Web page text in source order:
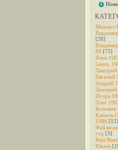
Михаил
[28]
88 [73]
Илья
Genry
Дмитрий
Евгений
Андрей
Дмитрий
Игорь
Олег
Климов
1986 [12]
год [3]
Бевз
Юсеев